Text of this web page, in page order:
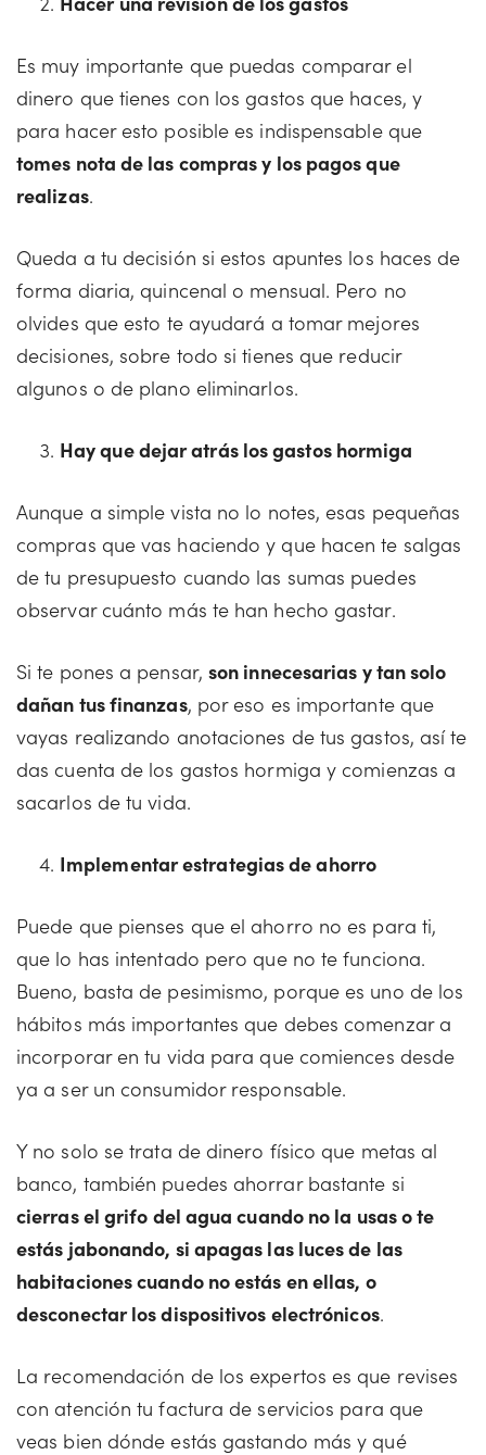
Es muy importante que puedas comparar el
dinero que tienes con los gastos que haces, y
para hacer esto posible es indispensable que
tomes nota de las compras y los pagos que
realizas.
Queda a tu decisión si estos apuntes los haces de
forma diaria, quincenal o mensual. Pero no
olvides que esto te ayudará a tomar mejores
decisiones, sobre todo si tienes que reducir
algunos o de plano eliminarlos.
Hay que dejar atrás los gastos hormiga
Aunque a simple vista no lo notes, esas pequeñas
compras que vas haciendo y que hacen te salgas
de tu presupuesto cuando las sumas puedes
observar cuánto más te han hecho gastar.
Si te pones a pensar, son innecesarias y tan solo
dañan tus finanzas, por eso es importante que
vayas realizando anotaciones de tus gastos, así te
das cuenta de los gastos hormiga y comienzas a
sacarlos de tu vida.
Implementar estrategias de ahorro
Puede que pienses que el ahorro no es para ti,
que lo has intentado pero que no te funciona.
Bueno, basta de pesimismo, porque es uno de los
hábitos más importantes que debes comenzar a
incorporar en tu vida para que comiences desde
ya a ser un consumidor responsable.
Y no solo se trata de dinero físico que metas al
banco, también puedes ahorrar bastante si
cierras el grifo del agua cuando no la usas o te
estás jabonando, si apagas las luces de las
habitaciones cuando no estás en ellas, o
desconectar los dispositivos electrónicos.
La recomendación de los expertos es que revises
con atención tu factura de servicios para que
veas bien dónde estás gastando más y qué